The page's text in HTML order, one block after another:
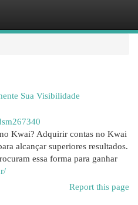
Sua Visibilidade
Kwai? Adquirir contas no Kwai
alcançar superiores resultados.
essa forma para ganhar
Report this page